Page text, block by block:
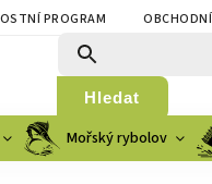
PROGRAM
Hledat
Mořský rybolov